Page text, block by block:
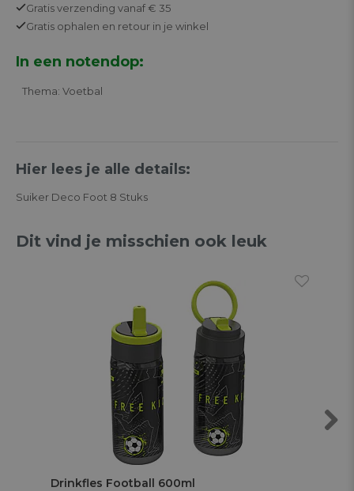
Gratisverzending vanaf € 35
Gratis ophalen en retour in je winkel
In een notendop:
Thema: Voetbal
Hier lees je alle details:
Suiker Deco Foot 8 Stuks
Dit vind je misschien ook leuk
Drinkfles Football 600ml